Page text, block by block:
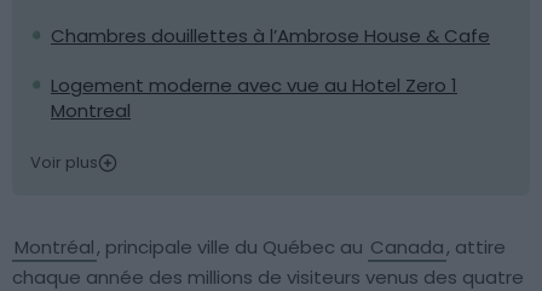
Chambres douillettes à l’Ambrose House & Cafe
Logement moderne avec vue au Hotel Zero 1
Montreal
Voir plus
Montréal, principale ville du Québec au Canada, attire
chaque année des millions de visiteurs venus des quatre